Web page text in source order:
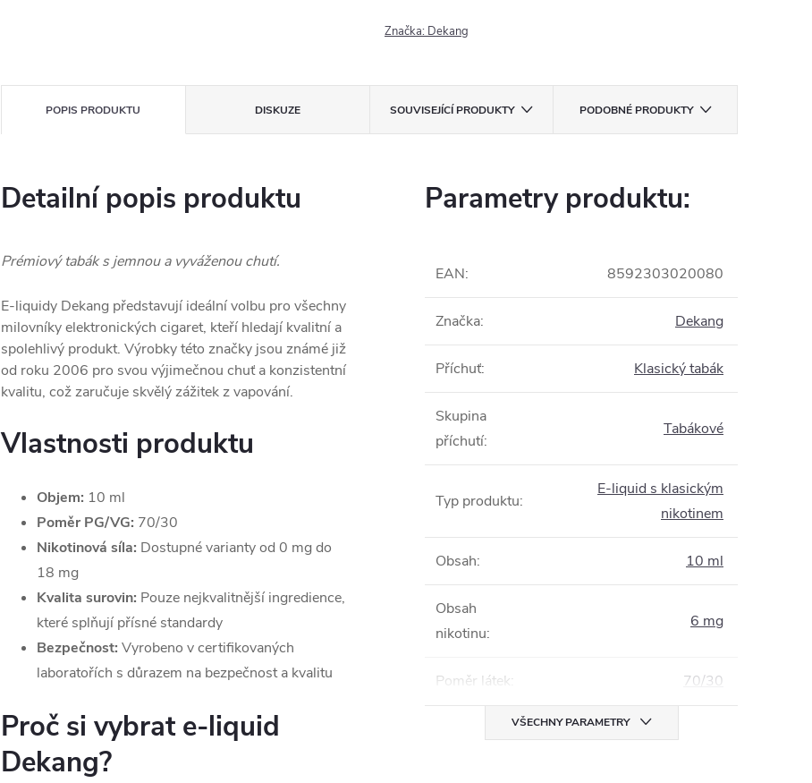
Značka: Dekang
POPIS PRODUKTU DISKUZE SOUVISEJÍCÍ PRODUKTY PODOBNÉ PRODUKTY
Detailní popis produktu
Prémiový tabák s jemnou a vyváženou chutí.
E-liquidy Dekang představují ideální volbu pro všechny
milovníky elektronických cigaret, kteří hledají kvalitní a
spolehlivý produkt. Výrobky této značky jsou známé již
od roku 2006 pro svou výjimečnou chuť a konzistentní
kvalitu, což zaručuje skvělý zážitek z vapování.
Vlastnosti produktu
Objem: 10 ml
Poměr PG/VG: 70/30
Nikotinová síla: Dostupné varianty od 0 mg do
18 mg
Kvalita surovin: Pouze nejkvalitnější ingredience,
které splňují přísné standardy
Bezpečnost: Vyrobeno v certifikovaných
laboratořích s důrazem na bezpečnost a kvalitu
Proč si vybrat e-liquid
Dekang?
Parametry produktu:
EAN: 8592303020080
Značka: Dekang
Příchuť: Klasický tabák
Skupina
příchutí:
Tabákové
Typ produktu:
E-liquid s klasickým
nikotinem
Obsah: 10 ml
Obsah
nikotinu:
6 mg
Poměr látek: 70/30
VŠECHNY PARAMETRY